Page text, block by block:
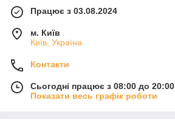
Працює з 03.08.2024
м. Київ
Київ, Україна
Контакти
Сьогодні працює з 08:00 до 20:00
Показати весь графік роботи